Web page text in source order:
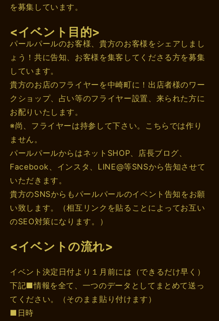
を募集しています。
<イベント目的>
パールパールのお客様、貴方のお客様をシェアしまし
ょう！共に告知、お客様を集客してくださる方を募集
しています。
貴方のお店のフライヤーを中崎町に！出店者様のワー
クショップ、占い等のフライヤー設置、来られた方に
お配りいたします。
※尚、フライヤーは持参して下さい。こちらでは作り
ません。
パールパールからはネットSHOP、店長ブログ、
Facebook、インスタ、LINE@等SNSから告知させて
いただきます。
貴方のSNSからもパールパールのイベント告知をお願
い致します。（相互リンクを貼ることによってお互い
のSEO対策になります。）
<イベントの流れ>
イベント決定日付より１月前には（できるだけ早く）
下記■情報を全て、一つのデータとしてまとめて送っ
てください。（そのまま貼り付けます）
■日時